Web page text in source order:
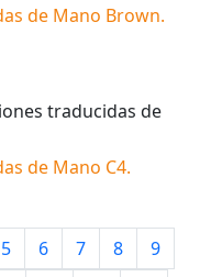
de Mano Brown.
traducidas de
de Mano C4.
5 6 7 8
9